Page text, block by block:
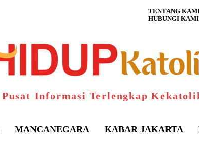
TENTANG
HUBUNGI KAMI
Pusat Informasi Terlengkap
MANCANEGARA KABAR JAKARTA